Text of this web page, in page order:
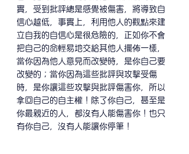
實，受到批評總是感覺被傷害，將導致自
信心越低，事實上，利用他人的觀點來建
立自我的自信心是很危險的，正如你不會
把自己的命輕易地交給其他人擺佈一樣，
當你因為他人意見而改變時，是你自己要
改變的；當你因為這些批評與攻擊受傷
時，是你讓這些攻擊與批評傷害你，所以
拿回自己的自主權！除了你自己，甚至是
你最親近的人，都沒有人能傷害你！也只
有你自己，沒有人能讓你停筆！